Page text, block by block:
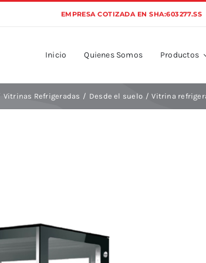
EMPRESA COTIZADA EN SHA:603277.SS
Inicio Quienes Somos Productos
Vitrinas Refrigeradas Desde el suelo Vitrina